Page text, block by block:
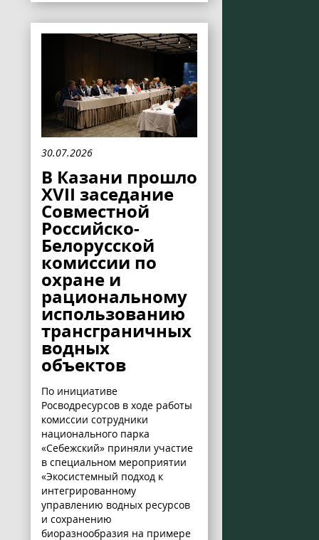
30.07.2026
В Казани прошло
XVII заседание
Совместной
Российско-
Белорусской
комиссии по
охране и
рациональному
использованию
трансграничных
водных
объектов
По инициативе
Росводресурсов в ходе работы
комиссии сотрудники
национального парка
«Себежский» приняли участие
в специальном мероприятии
«Экосистемный подход к
интегрированному
управлению водных ресурсов
и сохранению
биоразнообразия на примере